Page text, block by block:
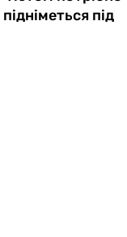
під